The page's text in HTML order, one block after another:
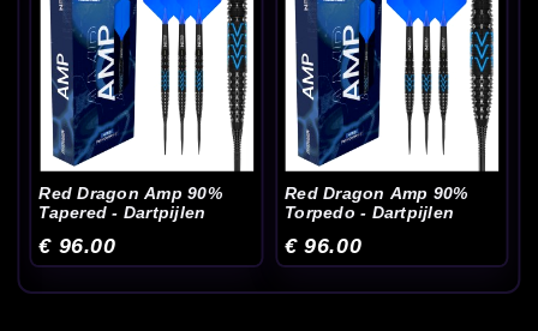
Red Dragon Amp 90%
Tapered - Dartpijlen
€ 96.00
Red Dragon Amp 90%
Torpedo - Dartpijlen
€ 96.00